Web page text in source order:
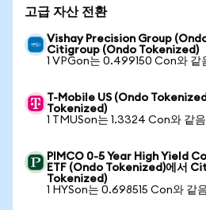
고급 자산 전환
Vishay Precision Group
Citigroup (Ondo Tokenized)
1 VPGon는 0.499150 Con와 같
T-Mobile US (Ondo
Tokenized)
1 TMUSon는 1.3324 Con와 같음
PIMCO 0-5 Year High Yield
ETF (Ondo Tokenized)에서
Tokenized)
1 HYSon는 0.698515 Con와 같